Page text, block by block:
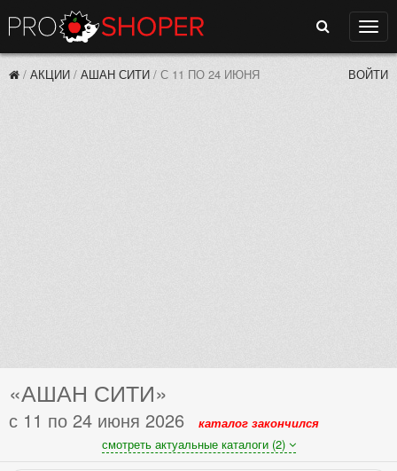
Поиск
/ АКЦИИ / АШАН СИТИ / С 11 ПО 24 ИЮНЯ ВОЙТИ
«АШАН СИТИ»
с 11 по 24 июня 2026
каталог закончился
смотреть актуальные каталоги (2)